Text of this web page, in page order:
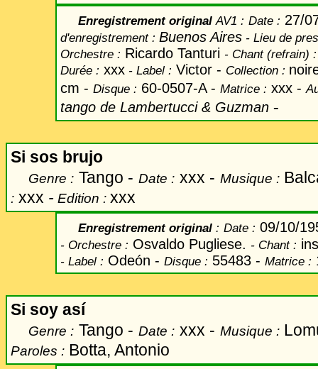
Enregistrement originalAV1 : Date : 27/
d'enregistrement : Buenos Aires - Lieu de
Orchestre : Ricardo Tanturi - Chant(refrain) :
Durée : xxx - Label : Victor - Collection :
cm - Disque : 60-0507-A - Matrice : xxx -
tango de Lambertucci & Guzman -
Si sos brujo
Genre : Tango - Date : xxx - Musique :
: xxx - Edition : xxx
Enregistrement original : Date : 09/10/
- Orchestre : Osvaldo Pugliese. - Chant:
- Label : Odeón - Disque : 55483 - Matrice :
Si soy así
Genre : Tango - Date : xxx - Musique :
Paroles : Botta, Antonio